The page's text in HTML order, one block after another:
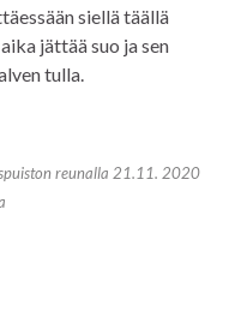
siellä täällä
jättää suo ja sen
tulla.
reunalla 21.11. 2020